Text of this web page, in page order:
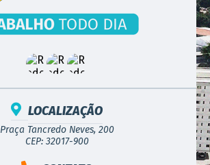
LOCALIZAÇÃO
Praça Tancredo Neves, 200
CEP: 32017-900